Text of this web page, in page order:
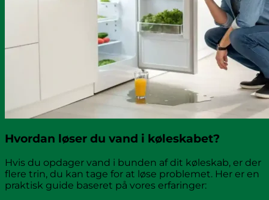
Hvordan løser du vand i køleskabet?
Hvis du opdager vand i bunden af dit køleskab, er der
flere trin, du kan tage for at løse problemet. Her er en
praktisk guide baseret på vores erfaringer: